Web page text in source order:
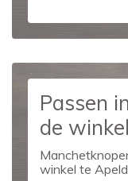
Passen in
de winkel
winkel te